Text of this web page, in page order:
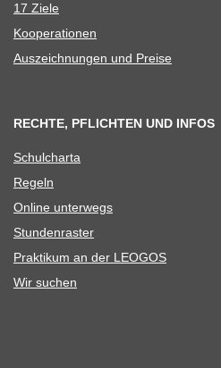
17 Ziele
Koope­ra­tio­nen
Aus­zeich­nun­gen und Preise
RECHTE, PFLICHTEN UND INFOS
Schul­charta
Regeln
Online unter­wegs
Stun­den­ras­ter
Prak­ti­kum an der LEOGOS
Wir suchen